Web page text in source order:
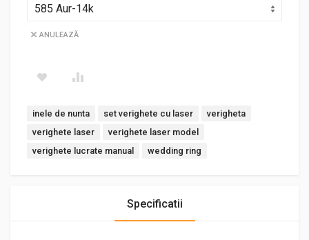
ANULEAZĂ
Tags:
inele de nunta set verighete cu laser
verigheta
verighete laser
verighete laser model
verighete lucrate manual
wedding ring
Specificatii